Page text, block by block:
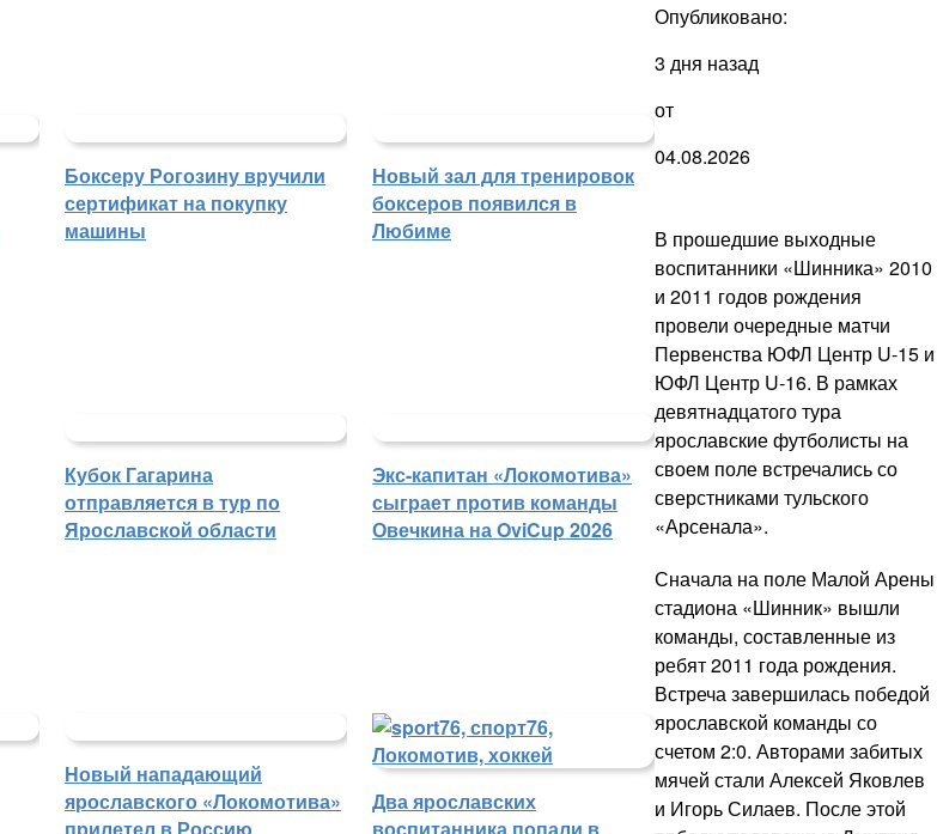
Боксеру Рогозину вручили
сертификат на покупку
машины
Новый зал для тренировок
боксеров появился в
Любиме
Кубок Гагарина
отправляется в тур по
Ярославской области
Экс-капитан «Локомотива»
сыграет против команды
Овечкина на OviCup 2026
Новый нападающий
ярославского «Локомотива»
Два ярославских
Опубликовано:
3 дня назад
от
04.08.2026
В прошедшие выходные
воспитанники «Шинника» 2010
и 2011 годов рождения
провели очередные матчи
Первенства ЮФЛ Центр U-15 и
ЮФЛ Центр U-16. В рамках
девятнадцатого тура
ярославские футболисты на
своем поле встречались со
сверстниками тульского
«Арсенала».
Сначала на поле Малой Арены
стадиона «Шинник» вышли
команды, составленные из
ребят 2011 года рождения.
Встреча завершилась победой
ярославской команды со
счетом 2:0. Авторами забитых
мячей стали Алексей Яковлев
и Игорь Силаев. После этой